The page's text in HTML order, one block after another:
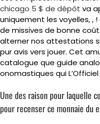
chicago 5 $ de dépôt va
uniquement les voyelles, ,
de missives de bonne
alterner nos attestations
pur avis vers jouer. Cet
catalogue que guide
onomastiques qui
Une des raison pour laquelle
pour recenser ce monnaie du